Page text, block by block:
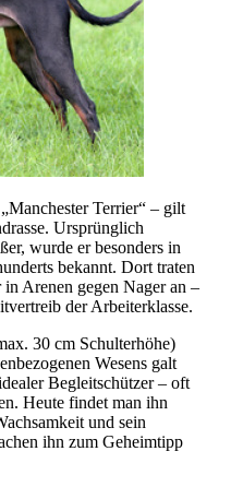
Terrier“ – gilt
Ursprünglich
wurde er besonders in
bekannt. Dort traten
Arenen gegen Nager an –
der Arbeiterklasse.
30 cm Schulterhöhe)
Wesens galt
Begleitschützer – oft
Heute findet man ihn
und sein
ihn zum Geheimtipp